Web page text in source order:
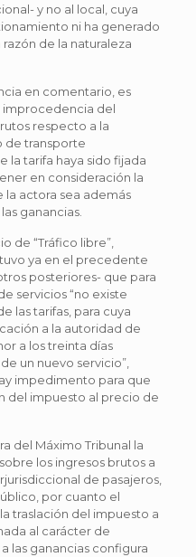
y no al local, cuya
ni ha generado
de la naturaleza
en comentario, es
improcedencia del
respecto a la
de transporte
la tarifa haya sido fijada
en consideración la
la actora sea además
ganancias.
de “Tráfico libre”,
ya en el precedente
posteriores- que para
servicios “no existe
las tarifas, para cuya
a la autoridad de
a los treinta días
un nuevo servicio”,
impedimento para que
del impuesto al precio de
del Máximo Tribunal la
los ingresos brutos a
de pasajeros,
por cuanto el
traslación del impuesto a
al carácter de
las ganancias configura